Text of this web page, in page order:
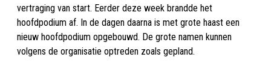
vertraging van start. Eerder deze week brandde het
hoofdpodium af. In de dagen daarna is met grote haast een
nieuw hoofdpodium opgebouwd. De grote namen kunnen
volgens de organisatie optreden zoals gepland.